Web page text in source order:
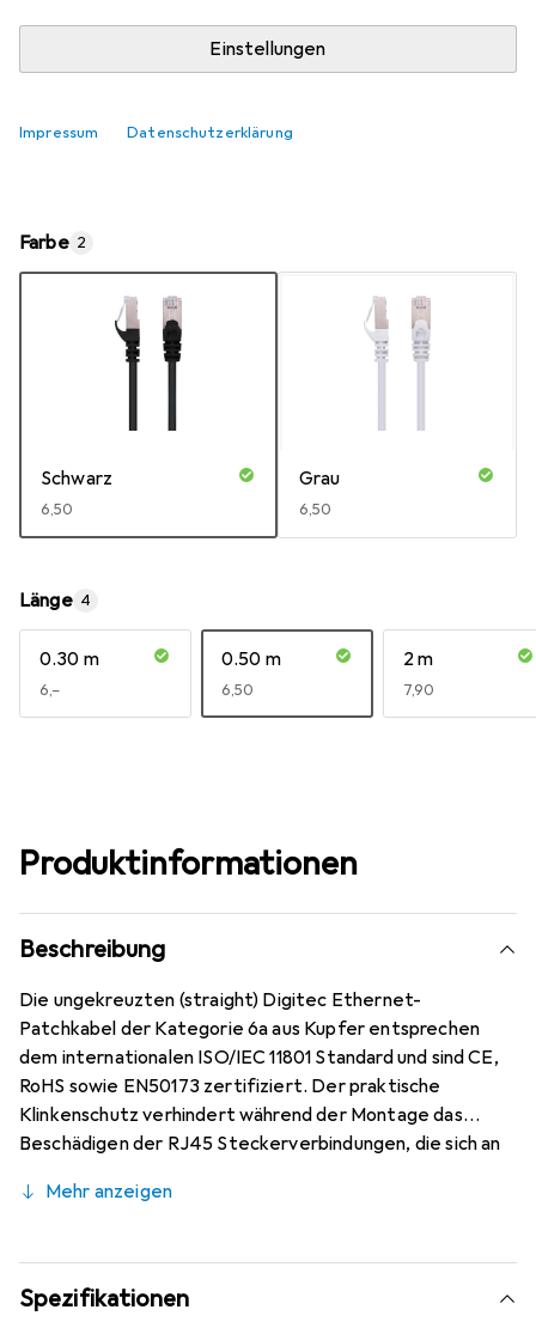
Einstellungen
Impressum Datenschutzerklärung
In den Warenkorb
Farbe 2
Schwarz
EUR
6,50
Grau
EUR
6,50
Länge 4
0.30 m
EUR
6,–
0.50 m
EUR
6,50
2 m
EUR
7,90
Produktinformationen
Beschreibung
Die ungekreuzten (straight) Digitec Ethernet-
Patchkabel der Kategorie 6a aus Kupfer entsprechen
dem internationalen ISO/IEC 11801 Standard und sind CE,
RoHS sowie EN50173 zertifiziert. Der praktische
Klinkenschutz verhindert während der Montage das
Beschädigen der RJ45 Steckerverbindungen, die sich an
optimal im Einsatz beim Verbinden von Switches, Routern,
privaten als auch im Business-Umfeld.
Mehr anzeigen
Spezifikationen